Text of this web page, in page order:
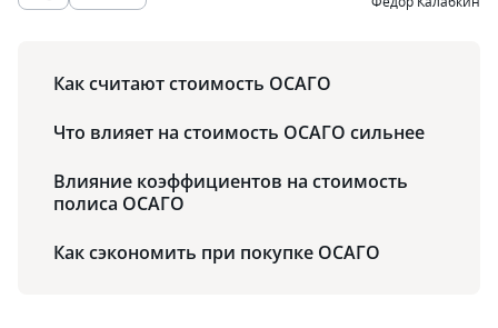
Как считают стоимость ОСАГО
Что влияет на стоимость ОСАГО сильнее
Влияние коэффициентов на стоимость
полиса ОСАГО
Как сэкономить при покупке ОСАГО